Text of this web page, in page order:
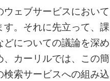
ウェブサービスにおい
す。それに先立って、
どについての議論を深
、カーリルでは、この
検索サービスへの組み